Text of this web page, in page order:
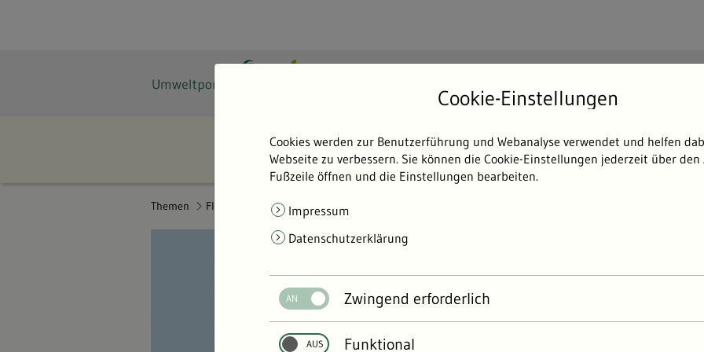
Themen Umweltdaten
Themen Flächen- & Artenschutz
Cookie-Einstellungen
Cookies werden zur Benutzerführung und Webanalyse verwendet und helfen
Webseite zu verbessern. Sie können die Cookie-Einstellungen jederzeit über
Fußzeile öffnen und die Einstellungen bearbeiten.
Impressum
Datenschutzerklärung
Zwingend erforderlich
Funktional